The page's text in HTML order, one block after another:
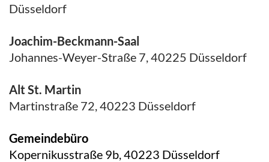
Düsseldorf
Joachim-Beckmann-Saal
Johannes-Weyer-Straße 7, 40225 Düsseldorf
Alt St. Martin
Martinstraße 72, 40223 Düsseldorf
Gemeindebüro
Kopernikusstraße 9b, 40223 Düsseldorf